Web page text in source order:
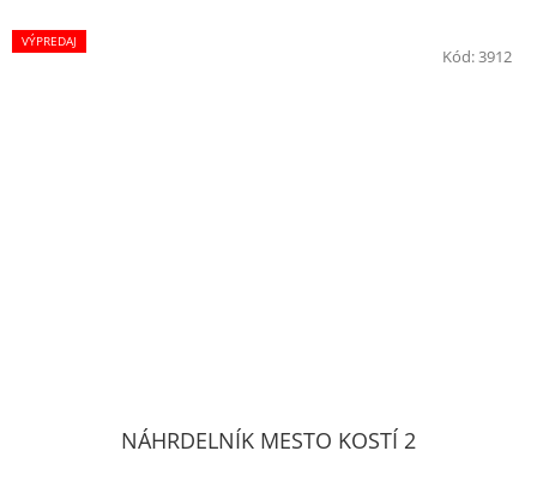
VÝPREDAJ
NÁHRDELNÍK MESTO KOSTÍ 2
Kód:3912